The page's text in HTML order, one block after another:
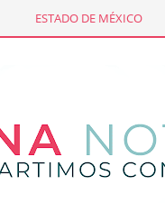
ESTADO DE MÉXICO